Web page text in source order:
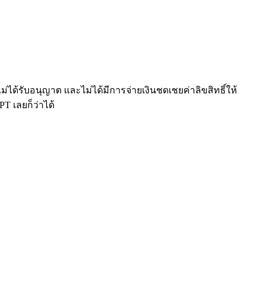
ไม่ได้รับอนุญาต และไม่ได้มีการจ่ายเงินชดเชยค่าลิขสิทธิ์ให้
เลยก็ว่าได้